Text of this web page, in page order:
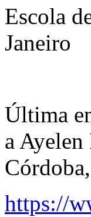
Escola
Janeiro
Última
a
https://